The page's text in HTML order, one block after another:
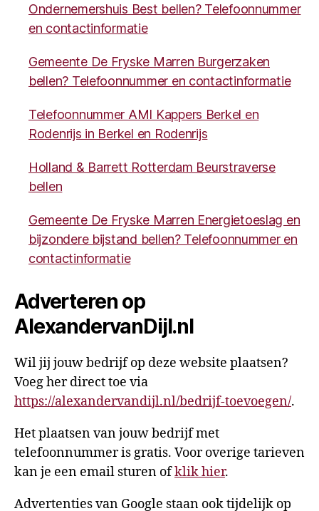
Ondernemershuis Best bellen? Telefoonnummer
en contactinformatie
Gemeente De Fryske Marren Burgerzaken
bellen? Telefoonnummer en contactinformatie
Telefoonnummer AMI Kappers Berkel en
Rodenrijs in Berkel en Rodenrijs
Holland & Barrett Rotterdam Beurstraverse
bellen
Gemeente De Fryske Marren Energietoeslag en
bijzondere bijstand bellen? Telefoonnummer en
contactinformatie
Adverteren op
AlexandervanDijl.nl
Wil jij jouw bedrijf op deze website plaatsen?
Voeg her direct toe via
https://alexandervandijl.nl/bedrijf-toevoegen/.
Het plaatsen van jouw bedrijf met
telefoonnummer is gratis. Voor overige tarieven
kan je een email sturen ofklik hier.
Advertenties van Google staan ook tijdelijk op